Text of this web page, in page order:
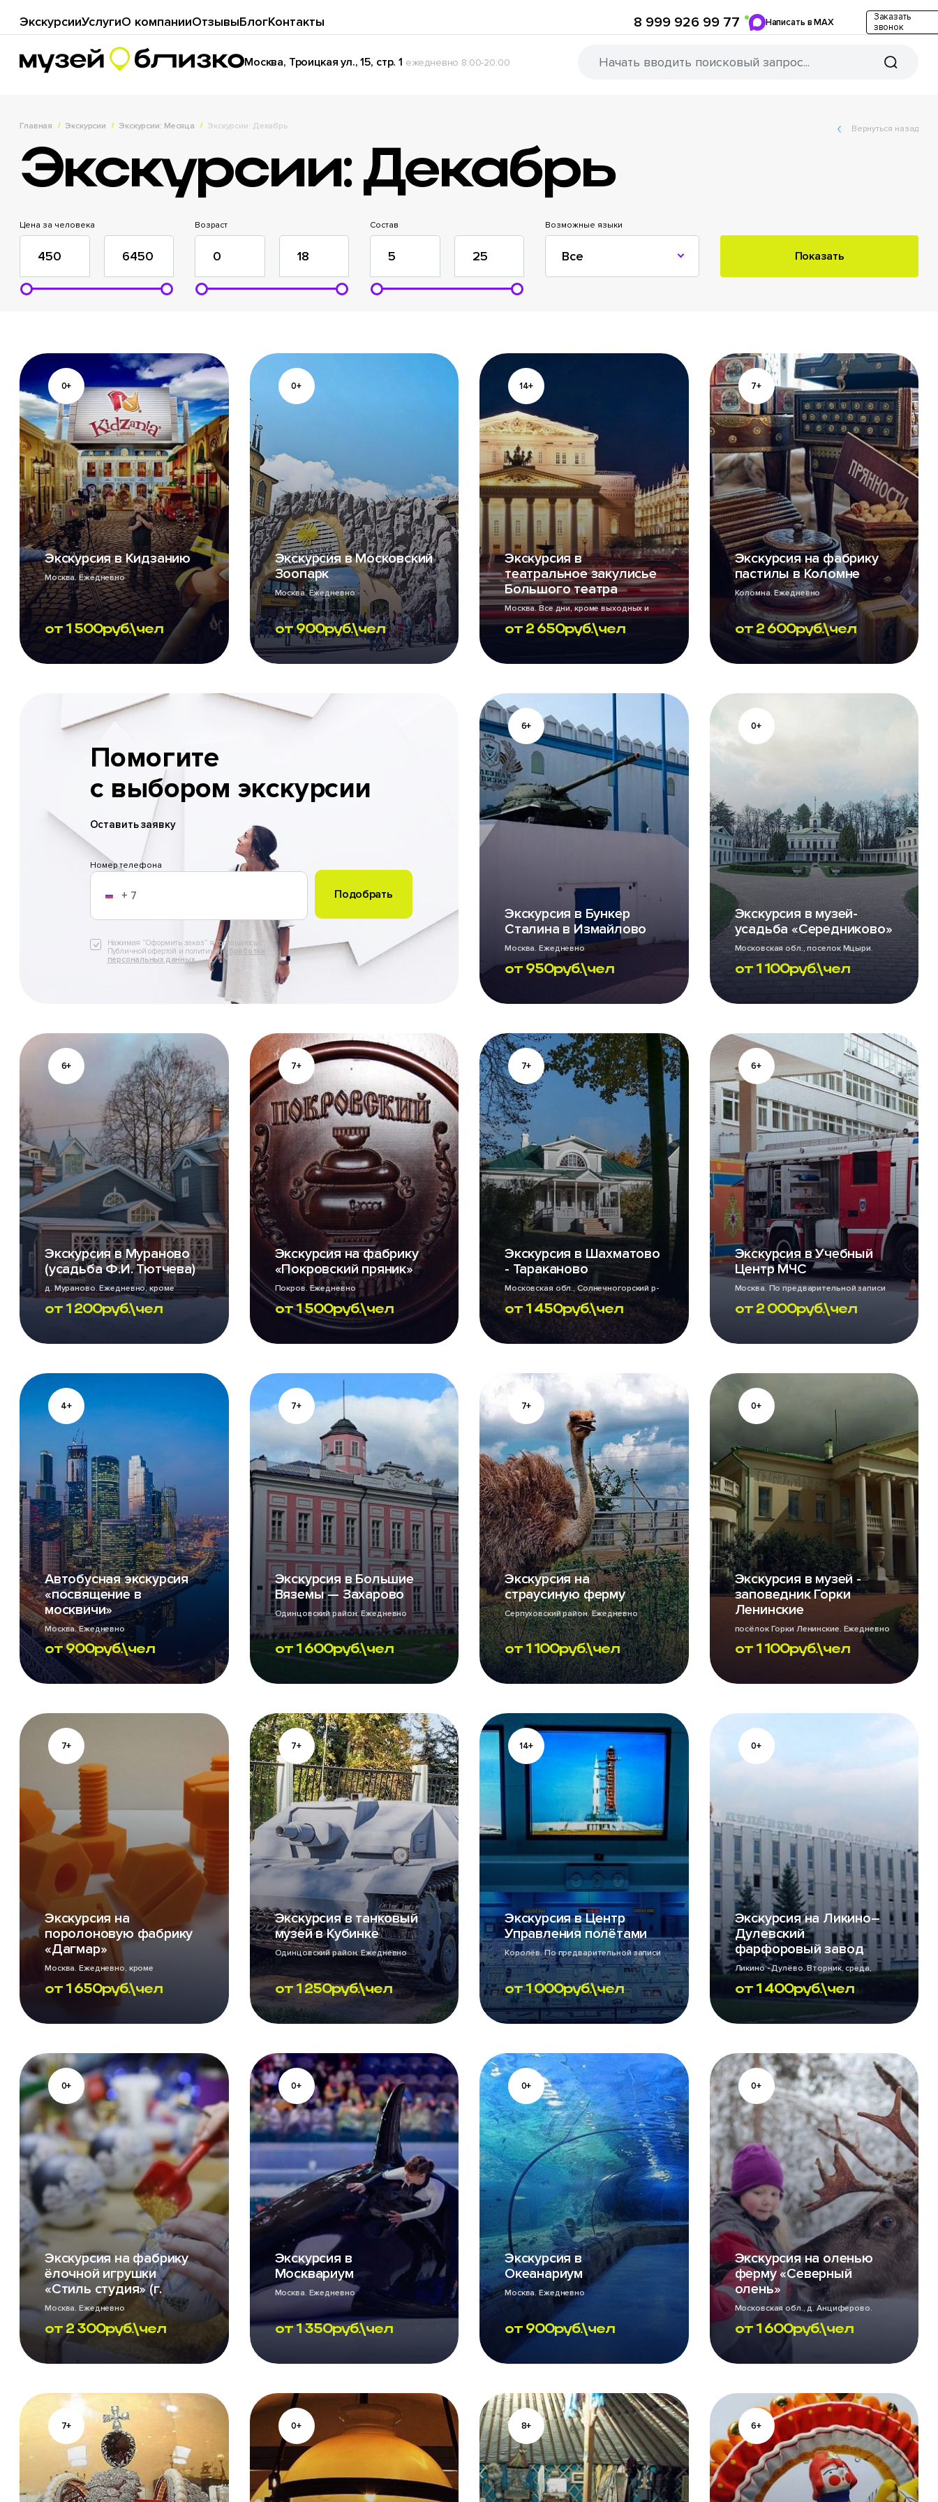
ЭкскурсииУслугиО компанииОтзывыБлогКонтакты 8 999 926 99 77 Написать в MAX
Заказать
звонок
Москва, Троицкая ул., 15, стр. 1 ежедневно 8:00-20:00
Главная Экскурсии Экскурсии: Месяца Экскурсии: Декабрь Вернуться назад
Экскурсии: Декабрь
Цена за человека Возраст Состав Возможные языки
Все
0+
Экскурсия в Кидзанию
Москва. Ежедневно
от 1 500руб.\чел
0+
Экскурсия в Московский
Зоопарк
Москва. Ежедневно
от900руб.\чел
14+
Экскурсия в
театральное закулисье
Большого театра
Москва. Все дни, кроме выходных и
праздничных дней
от 2 650руб.\чел
7+
Экскурсия на фабрику
пастилы в Коломне
Коломна. Ежедневно
от 2 600руб.\чел
Помогите
с выбором экскурсии
Оставить заявку
Номер телефона
Нажимая “Оформить заказ” я соглашаюсь с
Публичной офертой и политикойобработки
персональных данных
6+
Экскурсия в Бункер
Сталина в Измайлово
Москва. Ежедневно
от 950руб.\чел
0+
Экскурсия в музей-
усадьба «Середниково»
Московская обл., поселок Мцыри.
Ежедневно
от 1 100руб.\чел
6+
Экскурсия в Мураново
(усадьба Ф.И. Тютчева)
д. Мураново. Ежедневно, кроме
понедельника
от 1 200руб.\чел
7+
Экскурсия на фабрику
«Покровский пряник»
Покров. Ежедневно
от1 500руб.\чел
7+
Экскурсия в Шахматово
- Тараканово
Московская обл., Солнечногорский р-
он. Ежедневно
от 1 450руб.\чел
6+
Экскурсия в Учебный
Центр МЧС
Москва. По предварительной записи
от 2 000руб.\чел
4+
Автобусная экскурсия
«посвящение в
москвичи»
Москва. Ежедневно
от900руб.\чел
7+
Экскурсия в Большие
Вяземы — Захарово
Одинцовский район. Ежедневно
от 1 600руб.\чел
7+
Экскурсия на
страусиную ферму
Серпуховский район. Ежедневно
от1 100руб.\чел
0+
Экскурсия в музей -
заповедник Горки
Ленинские
посёлок Горки Ленинские. Ежедневно
от 1 100руб.\чел
7+
Экскурсия на
поролоновую фабрику
«Дагмар»
Москва. Ежедневно, кроме
от 1 650руб.\чел
7+
Экскурсия в танковый
музей в Кубинке
Одинцовский район. Ежедневно
от 1 250руб.\чел
14+
Экскурсия в Центр
Управления полётами
Королёв. По предварительной записи
от1 000руб.\чел
0+
Экскурсия на Ликино–
Дулевский
фарфоровый завод
Ликино - Дулёво. Вторник, среда,
четверг, пятница
от 1 400руб.\чел
0+
Экскурсия на фабрику
ёлочной игрушки
«Стиль студия» (г.
Химки)
Москва. Ежедневно
от 2 300руб.\чел
0+
Экскурсия в
Москвариум
Москва. Ежедневно
от 1 350руб.\чел
0+
Экскурсия в
Океанариум
Москва. Ежедневно
от 900руб.\чел
0+
Экскурсия на оленью
ферму «Северный
олень»
Московская обл., д. Анциферово.
Ежедневно
от 1 600руб.\чел
7+ 0+ 8+ 6+